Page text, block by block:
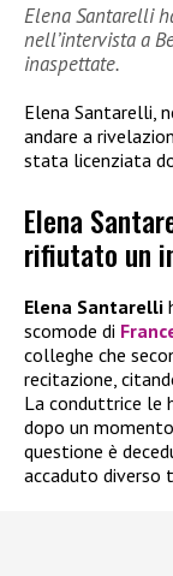
Elena Santarelli
nell’intervista a
inaspettate.
Elena Santarelli,
andare a
stata licenziata
Elena
rifiutato un
Elena Santarelli
scomode di
colleghe che
recitazione,
La conduttrice le
dopo un
questione è
accaduto diverso